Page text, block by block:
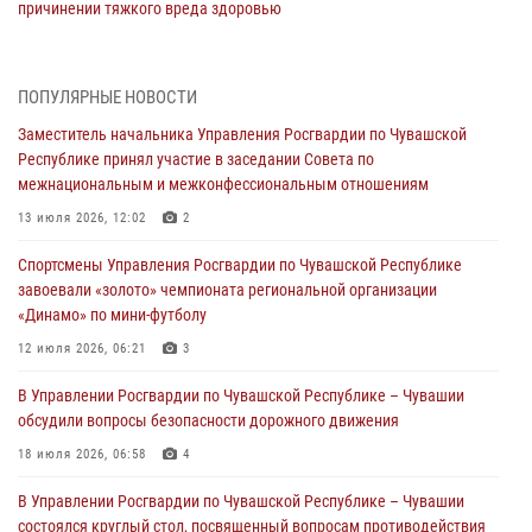
причинении тяжкого вреда здоровью
1 августа – День дежурной службы войск национальной гвардии
Директор Росгвардии Герой России генерал армии Виктор Золотов
поздравил специалистов подразделений тыла с профессиональным
01 августа 2026, 00:01
В Чебоксарах при участии спецназа Росгвардии изъята крупная
партия немаркированной никотиносодержащей продукции (видео)
Сотрудник вневедомственной охраны Росгвардии рассказал
корреспонденту Издательского дома «Хыпар» о службе в ВДВ
ПОПУЛЯРНЫЕ НОВОСТИ
Заместитель начальника Управления Росгвардии по Чувашской
Республике принял участие в заседании Совета по
межнациональным и межконфессиональным отношениям
13 июля 2026, 12:02 2
Спортсмены Управления Росгвардии по Чувашской Республике
завоевали «золото» чемпионата региональной организации
«Динамо» по мини-футболу
12 июля 2026, 06:21 3
В Управлении Росгвардии по Чувашской Республике – Чувашии
обсудили вопросы безопасности дорожного движения
18 июля 2026, 06:58 4
В Управлении Росгвардии по Чувашской Республике – Чувашии
состоялся круглый стол, посвященный вопросам противодействия